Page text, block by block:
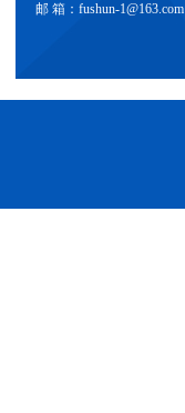
邮 箱：fushun-1@163.com